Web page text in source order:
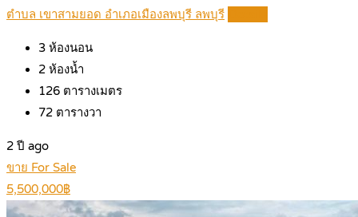
ตำบล เขาสามยอด อำเภอเมืองลพบุรี ลพบุรี
3 ห้องนอน
2 ห้องน้ำ
126 ตารางเมตร
72 ตารางวา
2 ปี ago
ขาย For Sale
5,500,000฿